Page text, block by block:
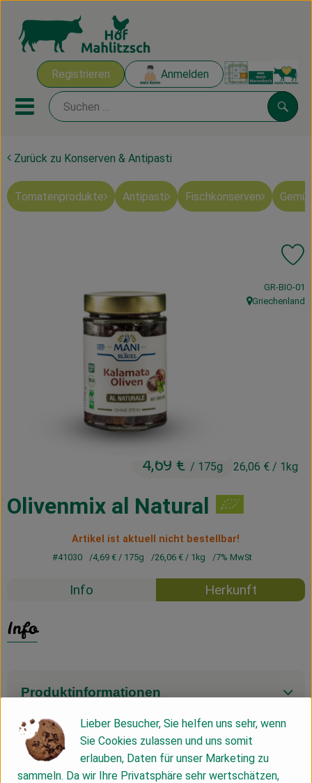
Registrieren Anmelden
Mobiles Menu öffnen oder
Ökokisten
Mahlitzscher Produkte
Obst & Gemüse
Vorratskammer
Haus, Garten & Co.
Lieferservice
Zurück zu Konserven & Antipasti
Tomatenprodukte Antipasti Fischkonserven
Olivenmix al Natural
4,69 € / 175g 26,06 € / 1kg
,GR-BIO-01
, Herkunft:
Griechenland
Artikel ist aktuell nicht bestellbar!
#41030 4,69 €/ 175g 26,06 €/ 1kg 7% MwSt
Info Herkunft
Info
Produktinformationen
Zutaten
Lieber Besucher, Sie helfen uns sehr, wenn
Sie Cookies zulassen und uns somit
erlauben, Daten für unser Marketing zu
sammeln. Da wir Ihre Privatsphäre sehr wertschätzen,